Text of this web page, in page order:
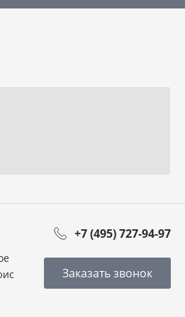
+7 (495) 727-94-97
Заказать звонок